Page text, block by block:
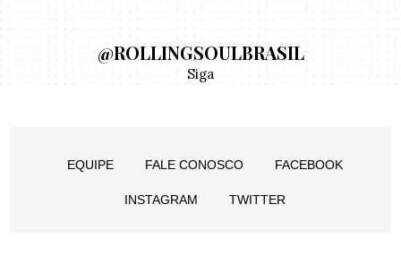
@ROLLINGSOULBRASIL
Siga
EQUIPE FALE CONOSCO FACEBOOK
INSTAGRAM TWITTER